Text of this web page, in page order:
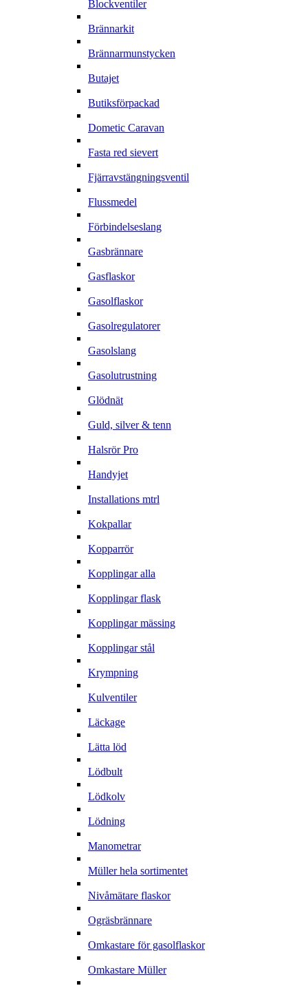
Blockventiler
Brännarkit
Brännarmunstycken
Butajet
Butiksförpackad
Dometic Caravan
Fasta red sievert
Fjärravstängningsventil
Flussmedel
Förbindelseslang
Gasbrännare
Gasflaskor
Gasolflaskor
Gasolregulatorer
Gasolslang
Gasolutrustning
Glödnät
Guld, silver & tenn
Halsrör Pro
Handyjet
Installations mtrl
Kokpallar
Kopparrör
Kopplingar alla
Kopplingar flask
Kopplingar mässing
Kopplingar stål
Krympning
Kulventiler
Läckage
Lätta löd
Lödbult
Lödkolv
Lödning
Manometrar
Müller hela sortimentet
Nivåmätare flaskor
Ogräsbrännare
Omkastare för gasolflaskor
Omkastare Müller